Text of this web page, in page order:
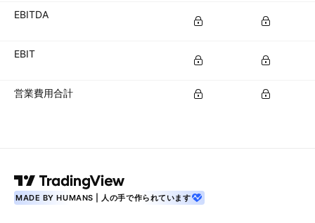
EBITDA
EBIT
営業費用合計
MADE BY HUMANS | 人の手で作られています